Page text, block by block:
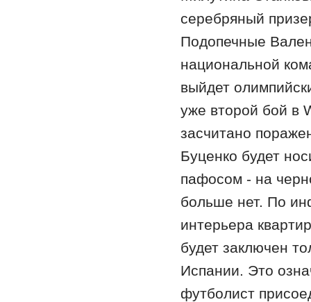
серебряный
Подопечные
национальной
выйдет
уже второй бой в
засчитано
Буценко будет
пафосом - на
больше нет. По
интерьера
будет заключен
Испании. Это
футболист